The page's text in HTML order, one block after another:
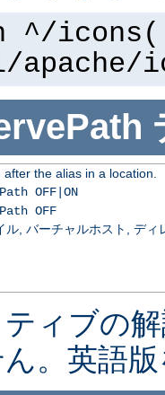
^/
the alias in a location.
OFF|ON
OFF
ル, バーチャルホスト, ディ
ィブの
。英語